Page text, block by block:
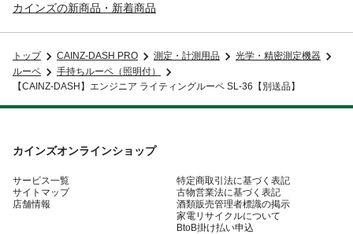
カインズの新商品・新着商品
トップ CAINZ-DASH PRO 測定・計測用品
光学・精密測定機器
ルーペ
手持ちルーペ（照明付）
【CAINZ-DASH】エンジニア ライティングルーペ SL-36【別送品】
カインズオンラインショップ
サービス一覧
サイトマップ
店舗情報
特定商取引法に基づく表記
古物営業法に基づく表記
酒類販売管理者標識の掲示
家電リサイクルについて
BtoB掛け払い申込